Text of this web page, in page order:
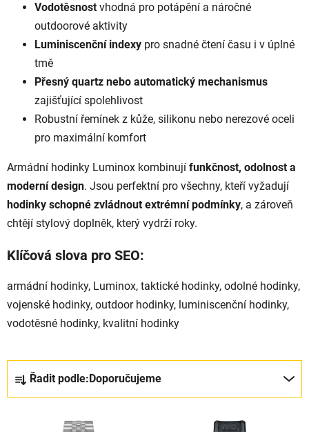
Vodotěsnost vhodná pro potápění a náročné
outdoorové aktivity
Luminiscenční indexy pro snadné čtení času i v úplné
tmě
Přesný quartz nebo automatický mechanismus
zajišťující spolehlivost
Robustní řemínek z kůže, silikonu nebo nerezové oceli
pro maximální komfort
Armádní hodinky Luminox kombinují funkčnost, odolnost a
moderní design. Jsou perfektní pro všechny, kteří vyžadují
hodinky schopné zvládnout extrémní podmínky, a zároveň
chtějí stylový doplněk, který vydrží roky.
Klíčová slova pro SEO:
armádní hodinky, Luminox, taktické hodinky, odolné hodinky,
vojenské hodinky, outdoor hodinky, luminiscenční hodinky,
vodotěsné hodinky, kvalitní hodinky
Řazení produktů
Řadit podle: Doporučujeme
Výpis produktů